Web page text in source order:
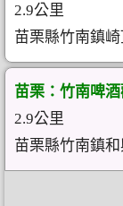
2.9公里
苗栗縣竹南鎮
苗栗：竹南啤
2.9公里
苗栗縣竹南鎮